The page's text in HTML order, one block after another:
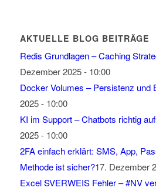
AKTUELLE BLOG BEITRÄGE
Redis Grundlagen – Caching
Dezember 2025 - 10:00
Docker Volumes – Persistenz und
2025 - 10:00
KI im Support – Chatbots richtig
2025 - 10:00
2FA einfach erklärt: SMS, App,
Methode ist sicher?17. Dezember
Excel SVERWEIS Fehler – #NV